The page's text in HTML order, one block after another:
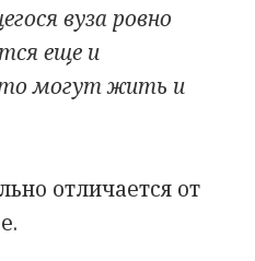
вуза ровно
еще и
могут жить и
отличается от